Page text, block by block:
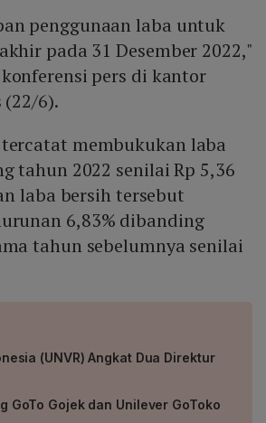
penggunaan laba untuk
pada 31 Desember 2022,"
pers di kantor
(22/6).
membukukan laba
tahun 2022 senilai Rp 5,36
laba bersih tersebut
6,83% dibanding
tahun sebelumnya senilai
(UNVR) Angkat Dua Direktur
GoTo Gojek dan Unilever GoToko